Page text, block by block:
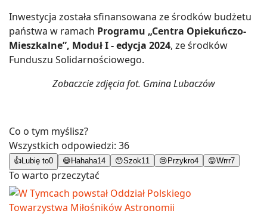
Inwestycja została sfinansowana ze środków budżetu
państwa w ramach Programu „Centra Opiekuńczo-
Mieszkalne”, Moduł I - edycja 2024, ze środków
Funduszu Solidarnościowego.
Zobaczcie zdjęcia fot. Gmina Lubaczów
Co o tym myślisz?
Wszystkich odpowiedzi: 36
👍 Lubię to0 😄 Hahaha14 😯Szok11 😢 Przykro4 😡Wrrr7
To warto przeczytać